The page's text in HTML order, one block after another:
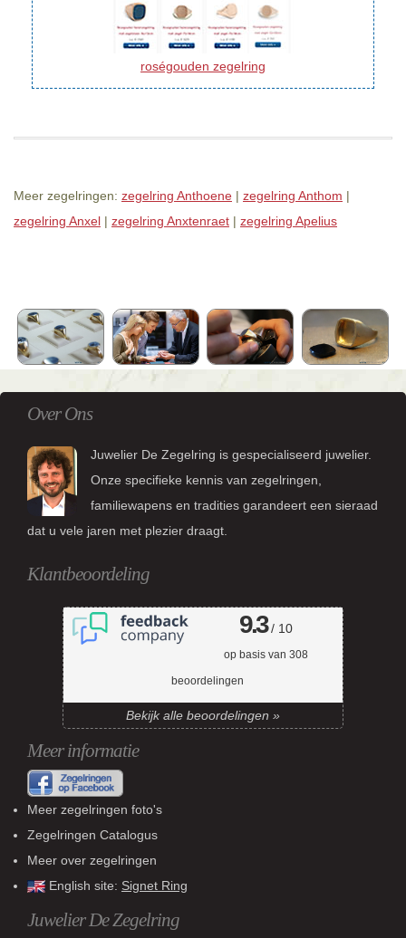
roségouden zegelring
Meer zegelringen: zegelring Anthoene | zegelring Anthom |
zegelring Anxel | zegelring Anxtenraet | zegelring Apelius
Over Ons
Juwelier De Zegelring is gespecialiseerd juwelier.
Onze specifieke kennis van zegelringen,
familiewapens en tradities garandeert een sieraad
dat u vele jaren met plezier draagt.
Klantbeoordeling
9.3/ 10
op basis van 308
beoordelingen
Bekijk alle beoordelingen »
Meer informatie
Meer zegelringen foto's
Zegelringen Catalogus
Meer over zegelringen
English site: Signet Ring
Juwelier De Zegelring